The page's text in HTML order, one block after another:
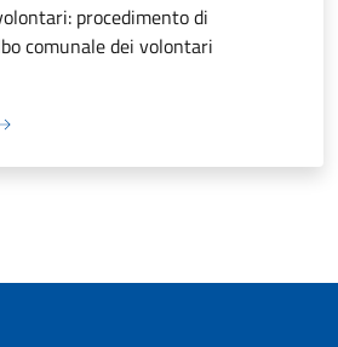
procedimento di
comunale dei volontari